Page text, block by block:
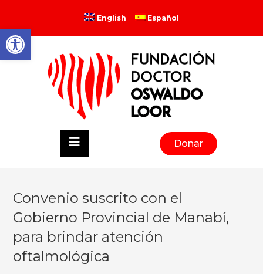
Abrir barra de herramientas
English Español
Donar
Convenio suscrito con el
Gobierno Provincial de Manabí,
para brindar atención
oftalmológica